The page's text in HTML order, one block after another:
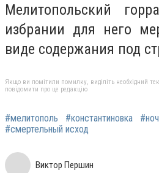
Мелитопольский
избрании для него
виде содержания под
Якщо ви помітили помилку, виділіть необхідний
повідомити про це редакцію
#мелитополь #константиновка
#смертельный исход
Виктор Першин